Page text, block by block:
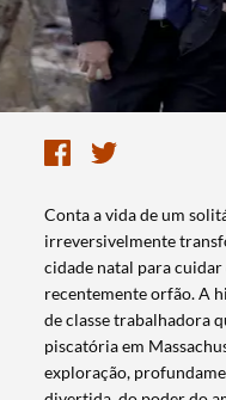
​Conta a vida de um
irreversivelmente
cidade natal para
recentemente orfão. A
de classe trabalhadora
piscatória em
exploração,